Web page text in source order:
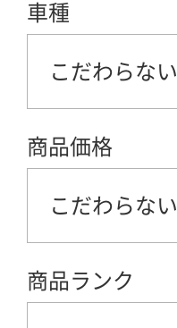
車種
こだわらない
商品価格
こだわらない
商品ランク